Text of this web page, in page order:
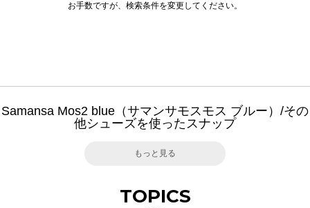
お手数ですが、検索条件を変更してください。
Samansa Mos2 blue（サマンサモスモス ブルー）/その
他シューズを使ったスナップ
もっと見る
TOPICS